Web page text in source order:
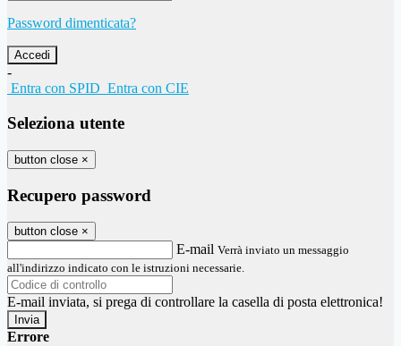
Password dimenticata?
-
Entra con SPID Entra con CIE
Seleziona utente
button close ×
Recupero password
button close ×
E-mail Verrà inviato un messaggio
all'indirizzo indicato con le istruzioni necessarie.
E-mail inviata, si prega di controllare la casella di posta elettronica!
Errore